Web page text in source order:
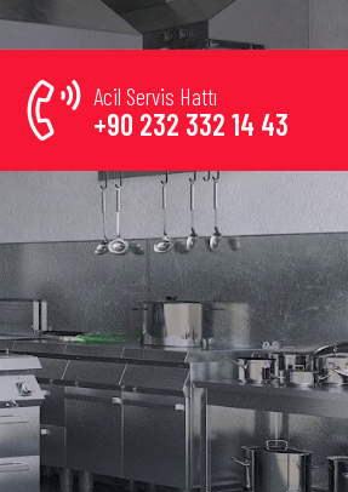
Acil Servis Hattı
+90 232 332 14 43